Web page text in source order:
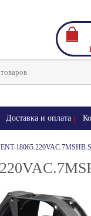
Доставка и оплата